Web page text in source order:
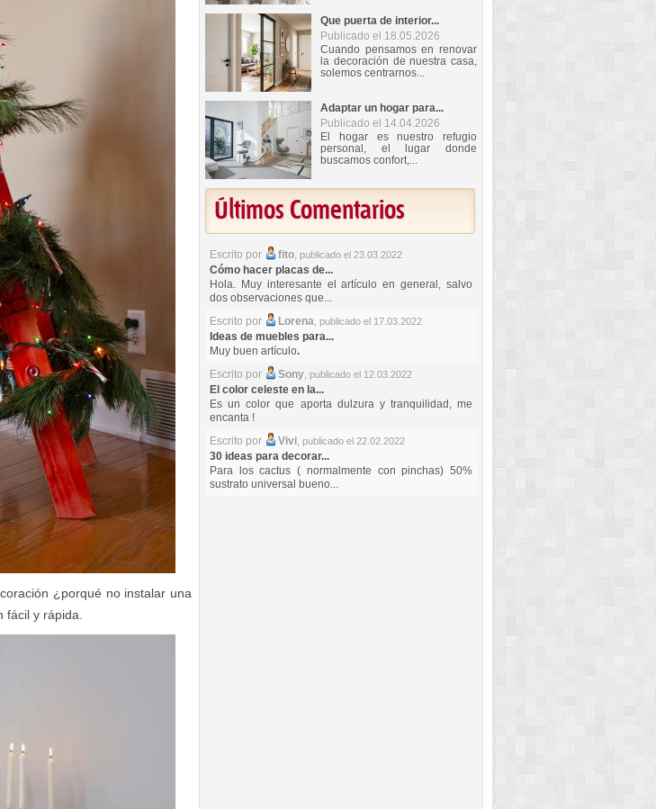
¿porqué no instalar una
y rápida.
Que puerta de interior...
Publicado el 18.05.2026
Cuando pensamos en renovar
la decoración de nuestra casa,
solemos centrarnos...
Adaptar un hogar para...
Publicado el 14.04.2026
El hogar es nuestro refugio
personal, el lugar donde
buscamos confort,...
Últimos Comentarios
Escrito por fito, publicado el 23.03.2022
Cómo hacer placas de...
Hola. Muy interesante el artículo en general, salvo
dos observaciones que...
Escrito por
Lorena, publicado el 17.03.2022
Ideas de muebles para...
Muy buen artículo.
Escrito por
Sony, publicado el 12.03.2022
El color celeste en la...
Es un color que aporta dulzura y tranquilidad, me
encanta !
Escrito por
Vivi, publicado el 22.02.2022
30 ideas para decorar...
Para los cactus ( normalmente con pinchas) 50%
sustrato universal bueno...